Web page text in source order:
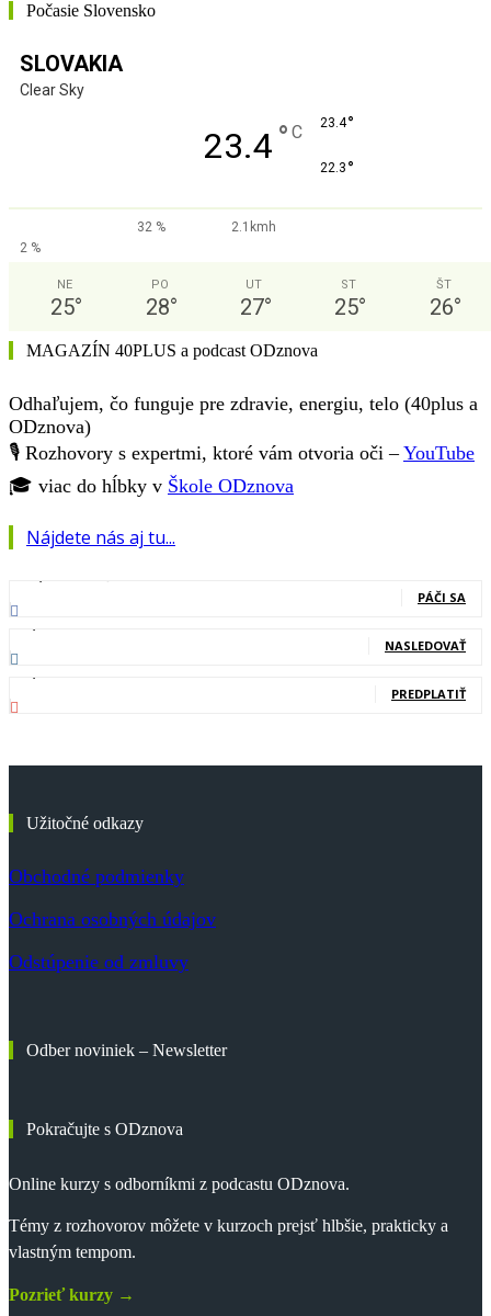
Počasie Slovensko
SLOVAKIA
Clear Sky
23.4 ° C 23.4°
22.3 °
32 %
2.1kmh
2 %
NE
25°
PO
28°
UT
27°
ST
25°
ŠT
26°
MAGAZÍN 40PLUS a podcast ODznova
Odhaľujem, čo funguje pre zdravie, energiu, telo (40plus a
ODznova)
🎙️ Rozhovory s expertmi, ktoré vám otvoria oči –YouTube
🎓 viac do hĺbky v Škole ODznova
Nájdete nás aj tu...
PÁČI SA
NASLEDOVAŤ
PREDPLATIŤ
Užitočné odkazy
Obchodné podmienky
Ochrana osobných údajov
Odstúpenie od zmluvy
Odber noviniek – Newsletter
Pokračujte s ODznova
Online kurzy s odborníkmi z podcastu ODznova.
Témy z rozhovorov môžete v kurzoch prejsť hlbšie, prakticky a
vlastným tempom.
Pozrieť kurzy →